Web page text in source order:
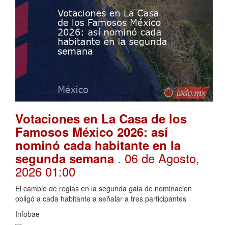
Votaciones en La Casa de los
Famosos México 2026: así
nominó cada habitante en la
segunda semana . 06 de Agosto,
2026 01:00
El cambio de reglas en la segunda gala de nominación
obligó a cada habitante a señalar a tres participantes
Infobae